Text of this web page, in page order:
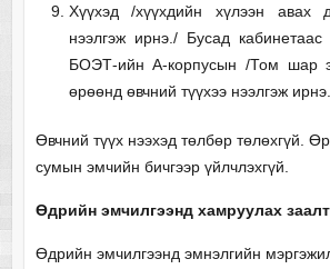
Хүүхэд /хүүхдийн хүлээн авах
нээлгэж ирнэ./ Бусад кабинетаас
БОЭТ-ийн А-корпусын /Том шар
өрөөнд өвчний түүхээ нээлгэж ирнэ.
Өвчний түүх нээхэд төлбөр төлөхгүй.
сумын эмчийн бичгээр үйлчлэхгүй.
Өдрийн эмчилгээнд хамруулах
Өдрийн эмчилгээнд эмнэлгийн